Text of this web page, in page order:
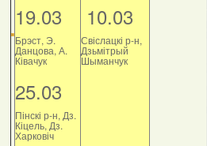
19.03
Брэст, Э.
Данцова, А.
Ківачук
25.03
Пінскі р-н, Дз.
Кіцель, Дз.
Харковіч
10.03
Свіслацкі р-н,
Дзьмітрый
Шыманчук